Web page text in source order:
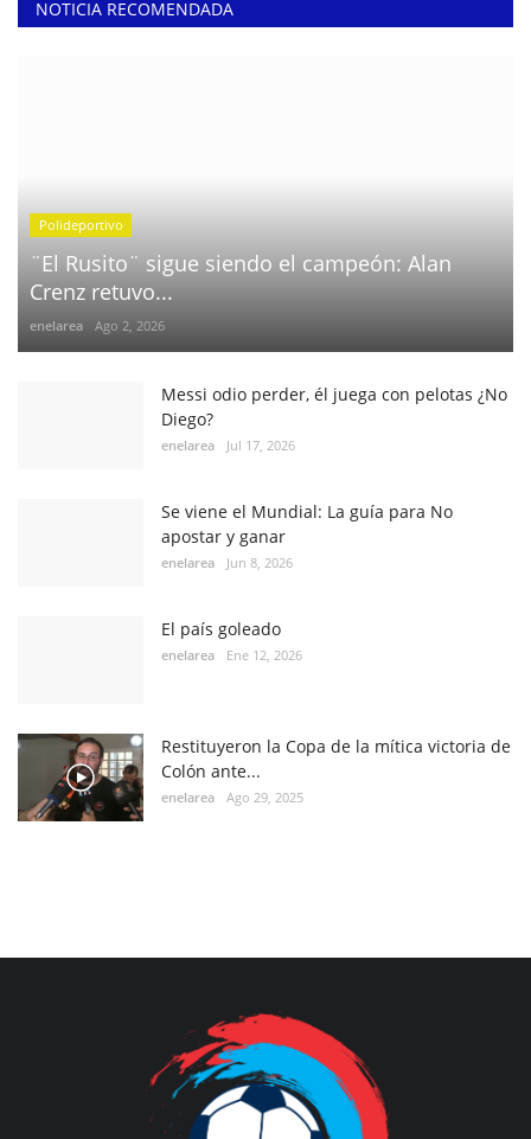
NOTICIA RECOMENDADA
Polideportivo
¨El Rusito¨ sigue siendo el campeón: Alan
Crenz retuvo...
enelarea Ago 2, 2026
Messi odio perder, él juega con pelotas ¿No
Diego?
enelarea Jul 17, 2026
Se viene el Mundial: La guía para No
apostar y ganar
enelarea Jun 8, 2026
El país goleado
enelarea Ene 12, 2026
Restituyeron la Copa de la mítica victoria de
Colón ante...
enelarea Ago 29, 2025